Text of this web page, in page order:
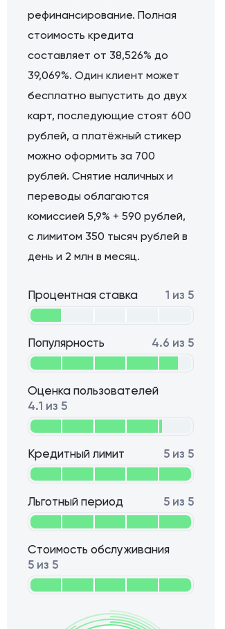
рефинансирование. Полная
стоимость кредита
составляет от 38,526% до
39,069%. Один клиент может
бесплатно выпустить до двух
карт, последующие стоят 600
рублей, а платёжный стикер
можно оформить за 700
рублей. Снятие наличных и
переводы облагаются
комиссией 5,9% + 590 рублей,
с лимитом 350 тысяч рублей в
день и 2 млн в месяц.
Кредитный лимит 5 из 5
Льготный период 5 из 5
Стоимость обслуживания
5 из 5
Процентная ставка 1 из 5
Популярность 4.6 из 5
Оценка пользователей
4.1 из 5